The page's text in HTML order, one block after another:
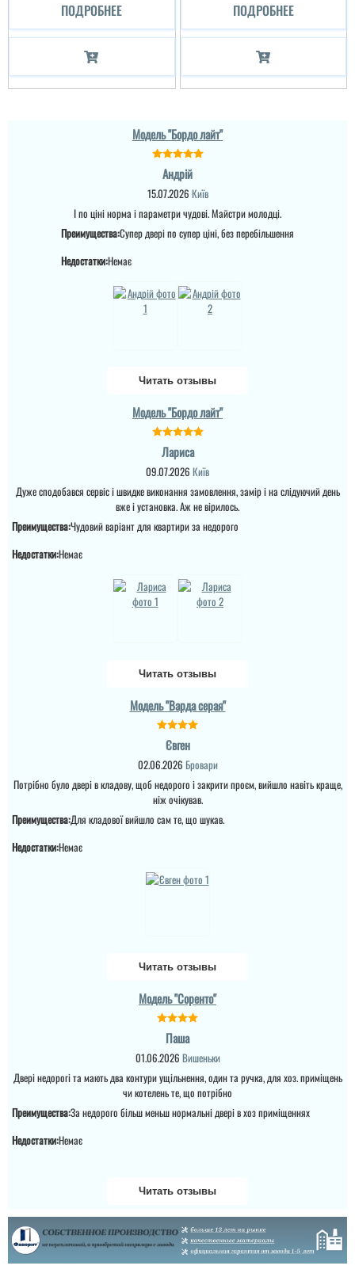
ПОДРОБНЕЕ ПОДРОБНЕЕ
Модель "Бордо лайт"
Андрій
15.07.2026 Київ
І по ціні норма і параметри чудові. Майстри молодці.
Преимущества:Супер двері по супер ціні, без перебільшення
Недостатки:Немає
Читать отзывы
Модель "Бордо лайт"
Лариса
09.07.2026 Київ
Дуже сподобався сервіс і швидке виконання замовлення, замір і на слідуючий день
вже і установка. Аж не вірилось.
Преимущества:Чудовий варіант для квартири за недорого
Недостатки:Немає
Читать отзывы
Модель "Варда серая"
Євген
02.06.2026 Бровари
Потрібно було двері в кладову, щоб недорого і закрити проєм, вийшло навіть краще,
ніж очікував.
Преимущества:Для кладової вийшло сам те, що шукав.
Недостатки:Немає
Читать отзывы
Модель "Соренто"
Паша
01.06.2026 Вишеньки
Двері недорогі та мають два контури ущільнення, один та ручка, для хоз. приміщень
чи котелень те, що потрібно
Преимущества:За недорого більш меньш нормальні двері в хоз приміщеннях
Недостатки:Немає
Читать отзывы